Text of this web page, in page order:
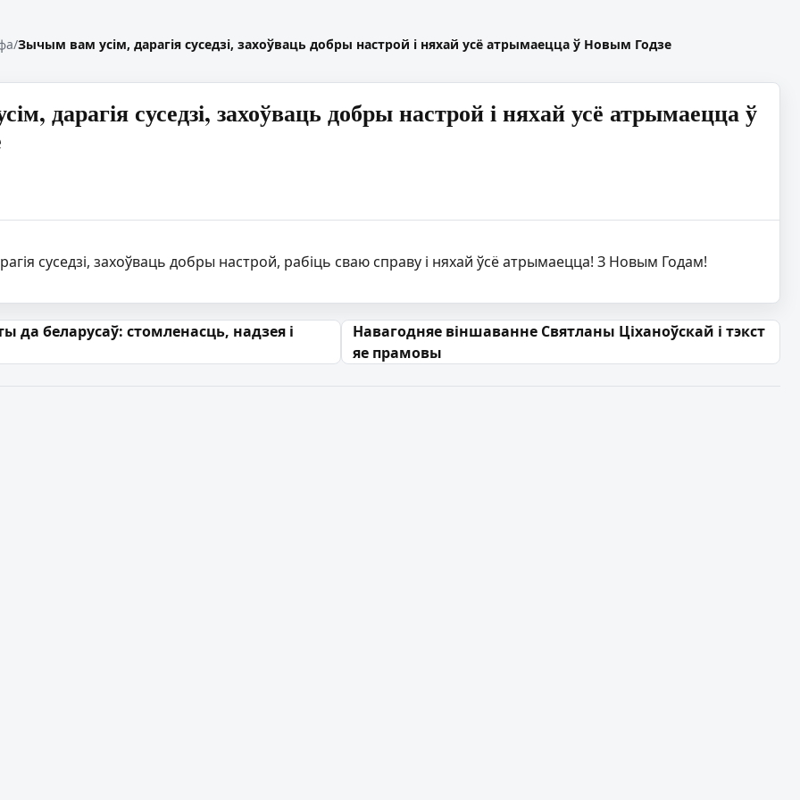
/Зычым вам усім, дарагія суседзі, захоўваць добры настрой і няхай усё атрымаецца ў Новым Годзе
дарагія суседзі, захоўваць добры настрой і няхай усё атрымаецца ў
суседзі, захоўваць добры настрой, рабіць сваю справу і няхай ўсё атрымаецца! З Новым Годам!
да беларусаў: стомленасць, надзея і
Навагодняе віншаванне Святланы Ціханоўскай і тэкст
яе прамовы